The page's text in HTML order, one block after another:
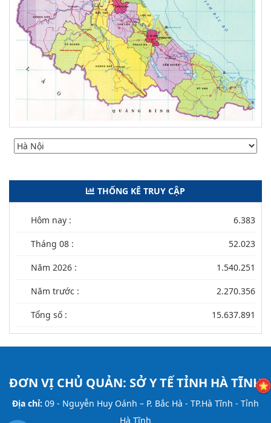
THỐNG KÊ TRUY CẬP
Hôm nay : 6.383
Tháng 08 : 52.023
Năm 2026 : 1.540.251
Năm trước : 2.270.356
Tổng số : 15.637.891
ĐƠN VỊ CHỦ QUẢN: SỞ Y TẾ TỈNH HÀ TĨNH
Địa chỉ: 09 - Nguyễn Huy Oánh – P. Bắc Hà - TP.Hà Tĩnh - Tỉnh
Hà Tĩnh